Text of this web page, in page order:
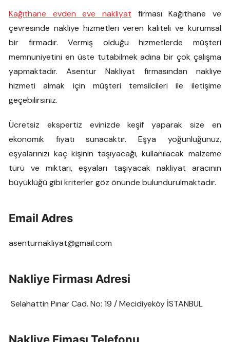
Kağıthane evden eve nakliyat firması Kağıthane ve
çevresinde nakliye hizmetleri veren kaliteli ve kurumsal
bir firmadır. Vermiş olduğu hizmetlerde müşteri
memnuniyetini en üste tutabilmek adına bir çok çalışma
yapmaktadır. Asentur Nakliyat firmasından nakliye
hizmeti almak için müşteri temsilcileri ile iletişime
geçebilirsiniz.
Ücretsiz ekspertiz evinizde keşif yaparak size en
ekonomik fiyatı sunacaktır. Eşya yoğunluğunuz,
eşyalarınızı kaç kişinin taşıyacağı, kullanılacak malzeme
türü ve miktarı, eşyaları taşıyacak nakliyat aracının
büyüklüğü gibi kriterler göz önünde bulundurulmaktadır.
Email Adres
asenturnakliyat@gmail.com
Nakliye Firması Adresi
Selahattin Pınar Cad. No: 19 / Mecidiyeköy İSTANBUL